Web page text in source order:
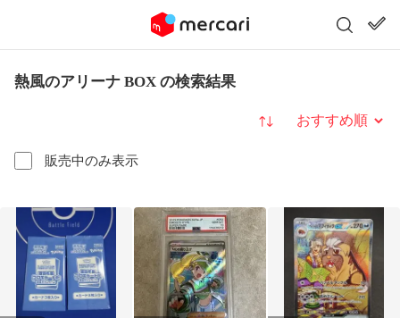
熱風のアリーナ BOX の検索結果
販売中のみ表示
並び替え